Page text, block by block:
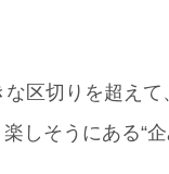
な区切りを超えて
しそうにある“企